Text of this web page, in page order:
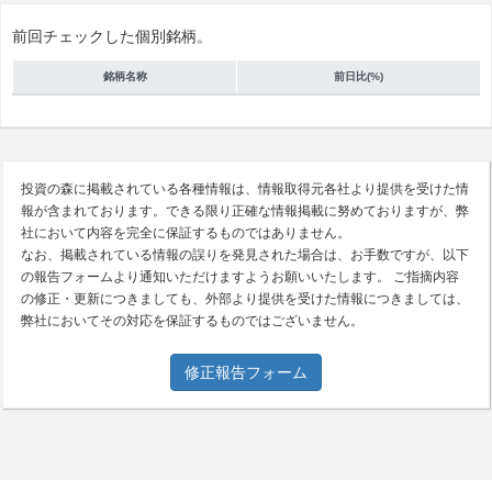
前回チェックした個別銘柄。
銘柄名称 前日比(%)
投資の森に掲載されている各種情報は、情報取得元各社より提供を受けた情
報が含まれております。できる限り正確な情報掲載に努めておりますが、弊
社において内容を完全に保証するものではありません。
なお、掲載されている情報の誤りを発見された場合は、お手数ですが、以下
の報告フォームより通知いただけますようお願いいたします。 ご指摘内容
の修正・更新につきましても、外部より提供を受けた情報につきましては、
弊社においてその対応を保証するものではございません。
修正報告フォーム